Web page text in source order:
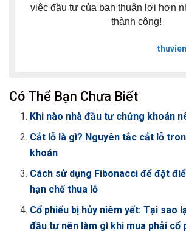
việc đầu tư của bạn thuận lợi hơn
thành công!
Có Thể Bạn Chưa Biết
Khi nào nhà đầu tư chứng khoán
Cắt lỗ là gì? Nguyên tắc cắt lỗ
khoán
Cách sử dụng Fibonacci để đặt
hạn chế thua lỗ
Cổ phiếu bị hủy niêm yết: Tại sao
đầu tư nên làm gì khi mua phải cổ